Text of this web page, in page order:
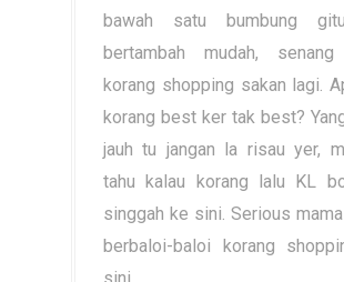
bawah satu bumbung
bertambah mudah, senang
korang shopping sakan lagi.
korang best ker tak best?
jauh tu jangan la risau yer,
tahu kalau korang lalu KL
singgah ke sini. Serious
berbaloi-baloi korang
sini.